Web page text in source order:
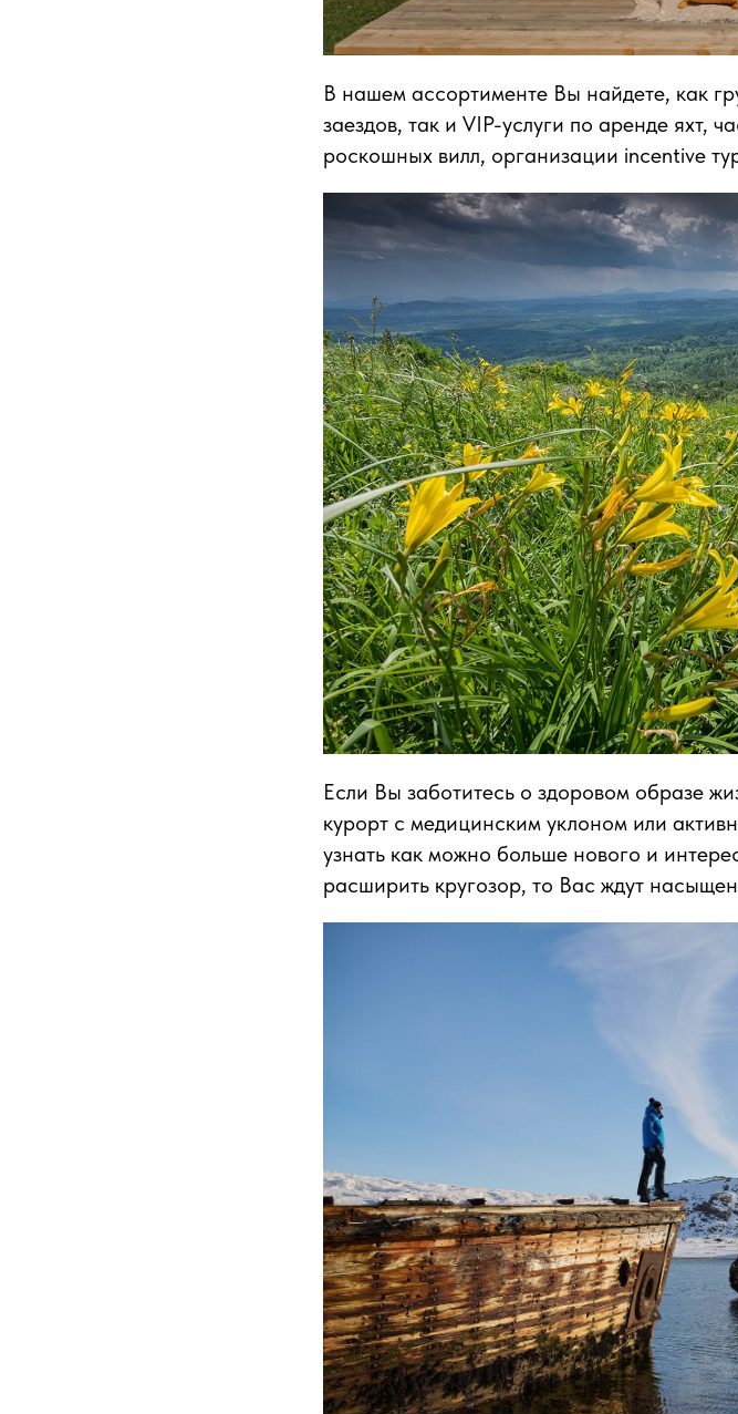
В нашем ассортименте Вы найдете, как
заездов, так и VIP-услуги по аренде яхт,
роскошных вилл, организации incentive
Если Вы заботитесь о здоровом образе
курорт с медицинским уклоном или
узнать как можно больше нового и
расширить кругозор, то Вас ждут